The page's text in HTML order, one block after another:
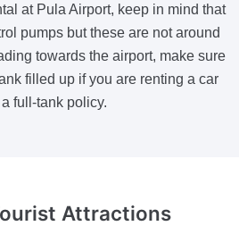
at Pula Airport, keep in mind that
pumps but these are not around
towards the airport, make sure
filled up if you are renting a car
full-tank policy.
Attractions